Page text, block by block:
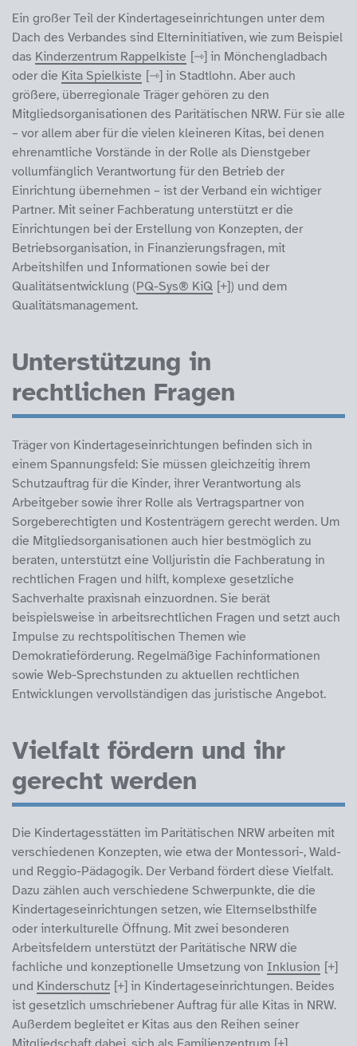
Ein großer Teil der Kindertageseinrichtungen unter dem
Dach des Verbandes sind Elterninitiativen, wie zum Beispiel
das Kinderzentrum Rappelkiste
in Mönchengladbach
oder die Kita Spielkiste
in Stadtlohn. Aber auch
größere, überregionale Träger gehören zu den
Mitgliedsorganisationen des Paritätischen NRW. Für sie alle
– vor allem aber für die vielen kleineren Kitas, bei denen
ehrenamtliche Vorstände in der Rolle als Dienstgeber
vollumfänglich Verantwortung für den Betrieb der
Einrichtung übernehmen – ist der Verband ein wichtiger
Partner. Mit seiner Fachberatung unterstützt er die
Einrichtungen bei der Erstellung von Konzepten, der
Betriebsorganisation, in Finanzierungsfragen, mit
Arbeitshilfen und Informationen sowie bei der
Qualitätsentwicklung (PQ-Sys® KiQ
) und dem
Qualitätsmanagement.
Unterstützung in
rechtlichen Fragen
Träger von Kindertageseinrichtungen befinden sich in
einem Spannungsfeld: Sie müssen gleichzeitig ihrem
Schutzauftrag für die Kinder, ihrer Verantwortung als
Arbeitgeber sowie ihrer Rolle als Vertragspartner von
Sorgeberechtigten und Kostenträgern gerecht werden. Um
die Mitgliedsorganisationen auch hier bestmöglich zu
beraten, unterstützt eine Volljuristin die Fachberatung in
rechtlichen Fragen und hilft, komplexe gesetzliche
Sachverhalte praxisnah einzuordnen. Sie berät
beispielsweise in arbeitsrechtlichen Fragen und setzt auch
Impulse zu rechtspolitischen Themen wie
Demokratieförderung. Regelmäßige Fachinformationen
sowie Web-Sprechstunden zu aktuellen rechtlichen
Entwicklungen vervollständigen das juristische Angebot.
Vielfalt fördern und ihr
gerecht werden
Die Kindertagesstätten im Paritätischen NRW arbeiten mit
verschiedenen Konzepten, wie etwa der Montessori-, Wald-
und Reggio-Pädagogik. Der Verband fördert diese Vielfalt.
Dazu zählen auch verschiedene Schwerpunkte, die die
Kindertageseinrichtungen setzen, wie Elternselbsthilfe
oder interkulturelle Öffnung. Mit zwei besonderen
Arbeitsfeldern unterstützt der Paritätische NRW die
fachliche und konzeptionelle Umsetzung von Inklusion
und Kinderschutz
in Kindertageseinrichtungen. Beides
ist gesetzlich umschriebener Auftrag für alle Kitas in NRW.
Außerdem begleitet er Kitas aus den Reihen seiner